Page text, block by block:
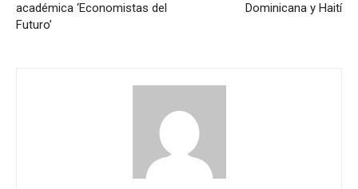
académica ‘Economistas del
Futuro’
Dominicana y Haití